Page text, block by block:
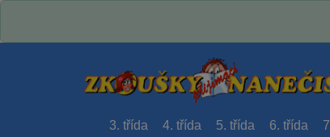
3. třída 4. třída 5. třída 6. třída